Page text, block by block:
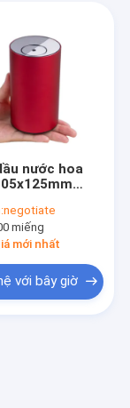
nước hoa
negotiate
miếng
mới nhất
với bây giờ